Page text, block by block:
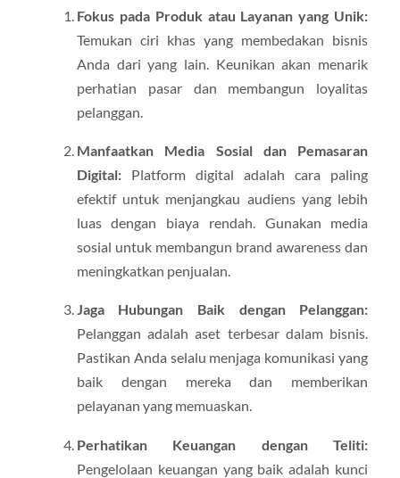
Fokus pada Produk atau Layanan yang Unik:
Temukan ciri khas yang membedakan bisnis
Anda dari yang lain. Keunikan akan menarik
perhatian pasar dan membangun loyalitas
pelanggan.
Manfaatkan Media Sosial dan Pemasaran
Digital:Platform digital adalah cara paling
efektif untuk menjangkau audiens yang lebih
luas dengan biaya rendah. Gunakan media
sosial untuk membangun brand awareness dan
meningkatkan penjualan.
Jaga Hubungan Baik dengan Pelanggan:
Pelanggan adalah aset terbesar dalam bisnis.
Pastikan Anda selalu menjaga komunikasi yang
baik dengan mereka dan memberikan
pelayanan yang memuaskan.
Perhatikan Keuangan dengan Teliti:
Pengelolaan keuangan yang baik adalah kunci